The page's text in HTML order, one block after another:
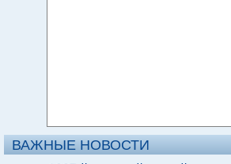
ВАЖНЫЕ НОВОСТИ